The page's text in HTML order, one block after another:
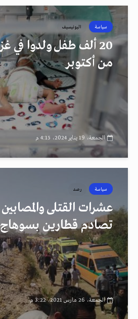
سياسة اليونيسيف
20 ألف طفل ولدوا في
من أكتوبر
الجمعة، 19 يناير 2024، 4:15 م
سياسة رصد
عشرات القتلى
تصادم قطارين بسوهاج
الجمعة، 26 مارس 2021، 3:22 م